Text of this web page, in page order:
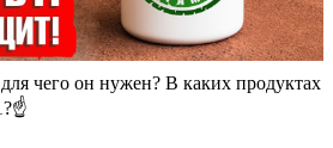
чего он нужен? В каких продуктах